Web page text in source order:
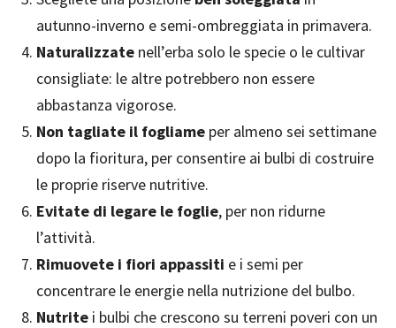
autunno-inverno e semi-ombreggiata in primavera.
Naturalizzate nell’erba solo le specie o le cultivar
consigliate: le altre potrebbero non essere
abbastanza vigorose.
Non tagliate il fogliame per almeno sei settimane
dopo la fioritura, per consentire ai bulbi di costruire
le proprie riserve nutritive.
Evitate di legare le foglie, per non ridurne
l’attività.
Rimuovete i fiori appassiti e i semi per
concentrare le energie nella nutrizione del bulbo.
Nutrite i bulbi che crescono su terreni poveri con un